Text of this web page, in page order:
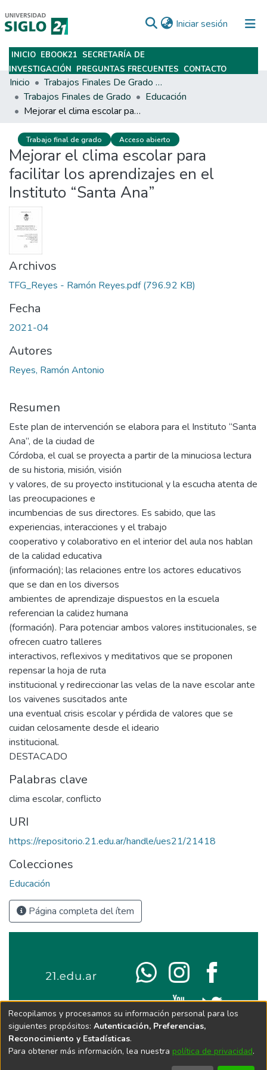
Iniciar sesión (current)
Subir
INICIO EBOOK21 SECRETARÍA DE
INVESTIGACIÓN PREGUNTAS FRECUENTES CONTACTO
Inicio
Trabajos Finales De Grado Y Posgrado
Trabajos Finales de Grado
Educación
Mejorar el clima escolar para facilitar los aprendizajes en el Instituto “Santa Ana”
Trabajo final de grado Acceso abierto
Mejorar el clima escolar para
facilitar los aprendizajes en el
Instituto “Santa Ana”
Archivos
TFG_Reyes - Ramón Reyes.pdf(796.92 KB)
Fecha
2021-04
Autores
Reyes, Ramón Antonio
Resumen
Este plan de intervención se elabora para el Instituto “Santa
Ana”, de la ciudad de
Córdoba, el cual se proyecta a partir de la minuciosa lectura
de su historia, misión, visión
y valores, de su proyecto institucional y la escucha atenta de
las preocupaciones e
incumbencias de sus directores. Es sabido, que las
experiencias, interacciones y el trabajo
cooperativo y colaborativo en el interior del aula nos hablan
de la calidad educativa
(información); las relaciones entre los actores educativos
que se dan en los diversos
ambientes de aprendizaje dispuestos en la escuela
referencian la calidez humana
(formación). Para potenciar ambos valores institucionales, se
ofrecen cuatro talleres
interactivos, reflexivos y meditativos que se proponen
repensar la hoja de ruta
institucional y redireccionar las velas de la nave escolar ante
los vaivenes suscitados ante
una eventual crisis escolar y pérdida de valores que se
cuidan celosamente desde el ideario
institucional.
DESTACADO
Palabras clave
clima escolar, conflicto
URI
https://repositorio.21.edu.ar/handle/ues21/21418
Colecciones
Educación
Página completa del ítem
Recopilamos y procesamos su información personal para los
siguientes propósitos: Autenticación, Preferencias,
Reconocimiento y Estadísticas.
Para obtener más información, lea nuestra política de privacidad.